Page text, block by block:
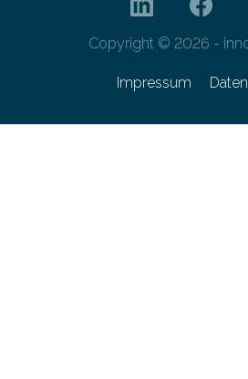
Copyright © 2026 -
Impressum